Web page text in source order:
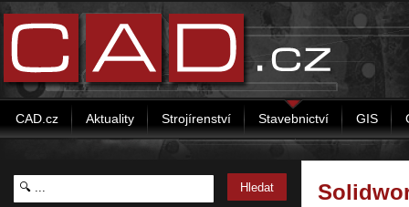
CAD.cz Aktuality Strojírenství Stavebnictví GIS